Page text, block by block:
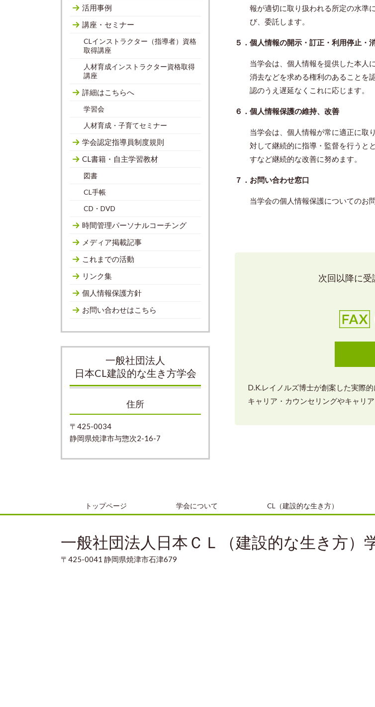
報が適切に取り扱われる所定の水準
び、委託します。
５．個人情報の開示・訂正・利用停止・
当学会は、個人情報を提供した本人に
消去などを求める権利のあることを
認のうえ遅延なくこれに応じます。
６．個人情報保護の維持、改善
当学会は、個人情報が常に適正に取
対して継続的に指導・監督を行うと
すなど継続的な改善に努めます。
７．お問い合わせ窓口
当学会の個人情報保護についてのお問
次回以降に
D.K.レイノルズ博士が創案した実際
キャリア・カウンセリングやキャリ
活用事例
講座・セミナー
CLインストラクター（指導者）資格
取得講座
人材育成インストラクター資格取得
講座
詳細はこちらへ
学習会
人材育成・子育てセミナー
学会認定指導員制度規則
CL書籍・自主学習教材
図書
CL手帳
CD・DVD
時間管理パーソナルコーチング
メディア掲載記事
これまでの活動
リンク集
個人情報保護方針
お問い合わせはこちら
一般社団法人
日本CL建設的な生き方学会
住所
〒425-0034
静岡県焼津市与惣次2-16-7
トップページ 学会について CL（建設的な生き方）
一般社団法人日本ＣＬ（建設的な生き方）
〒425-0041 静岡県焼津市石津679